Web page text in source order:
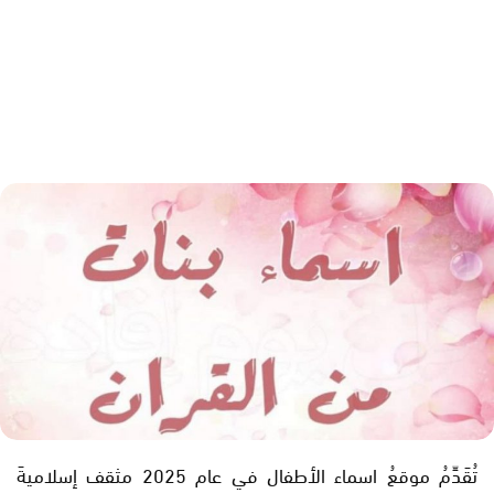
تُقَدِّمُ موقعُ اسماء الأطفال في عام 2025 مثقف إسلاميةَ